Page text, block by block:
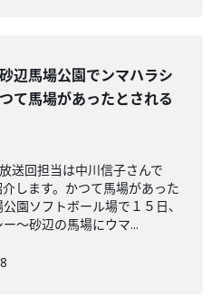
辺馬場公園でンマハラシ
て馬場があったとされる
送回担当は中川信子さんで
します。かつて馬場があった
園ソフトボール場で１５日、
～砂辺の馬場にウマ...